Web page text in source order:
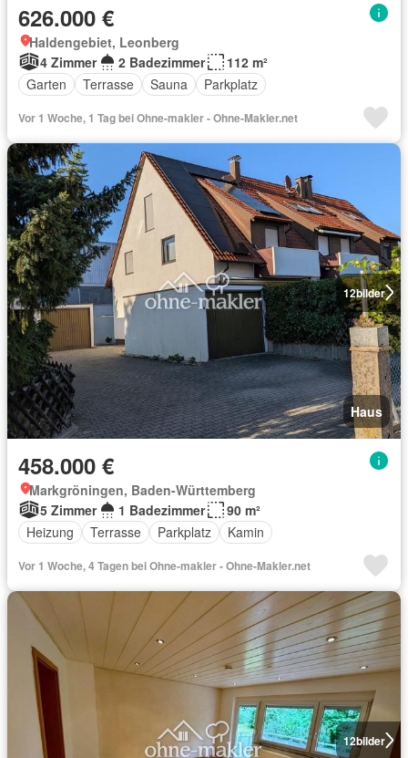
626.000 €
Haldengebiet, Leonberg
4 Zimmer
2 Badezimmer
112 m²
Garten
Terrasse Sauna Parkplatz
Vor 1 Woche, 1 Tag bei Ohne-makler - Ohne-Makler.net
12bilder
Haus
458.000 €
Markgröningen, Baden-Württemberg
5 Zimmer
1 Badezimmer
90 m²
Heizung
Terrasse Parkplatz Kamin
Vor 1 Woche, 4 Tagen bei Ohne-makler - Ohne-Makler.net
12bilder